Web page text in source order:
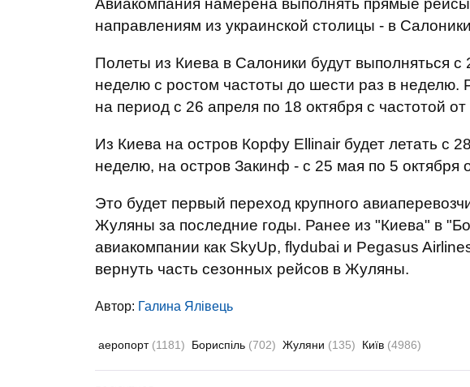
Авиакомпания намерена выполнять прямые
направлениям из украинской столицы - в
Полеты из Киева в Салоники будут выполняться с
неделю с ростом частоты до шести раз в
на период с 26 апреля по 18 октября с частотой
Из Киева на остров Корфу Ellinair будет летать с
неделю, на остров Закинф - с 25 мая по 5 октября
Это будет первый переход крупного
Жуляны за последние годы. Ранее из "Киева" в
авиакомпании как SkyUp, flydubai и Pegasus
вернуть часть сезонных рейсов в Жуляны.
Автор: Галина Ялівець
аеропорт (1181) Бориспіль (702) Жуляни (135) Київ (4986)